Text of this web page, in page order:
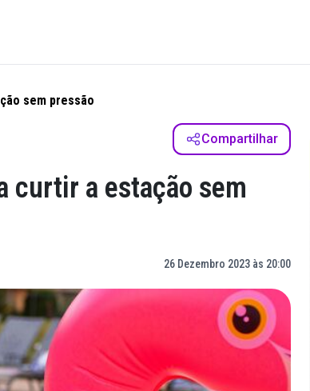
sem pressão
Compartilhar
curtir a estação sem
26 Dezembro 2023 às 20:00